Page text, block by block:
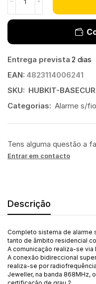
Entrega prevista 2 dias
EAN: 4823114006241
SKU: HUBKIT-BASECUR
Categorias: Alarme s/
Tens alguma questão a
Entrar em contacto
Descrição
Completo sistema de alarme
tanto de âmbito residencial
A comunicação realiza-se via
A conexão bidireccional
realiza-se por
Jeweller, na banda 868MHz,